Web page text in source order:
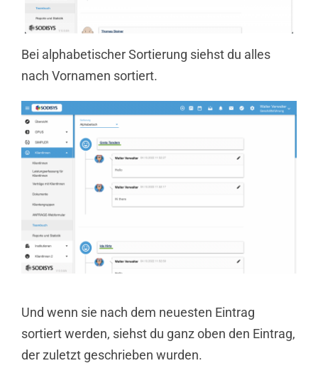
Bei alphabetischer Sortierung siehst du alles
nach Vornamen sortiert.
Und wenn sie nach dem neuesten Eintrag
sortiert werden, siehst du ganz oben den Eintrag,
der zuletzt geschrieben wurden.